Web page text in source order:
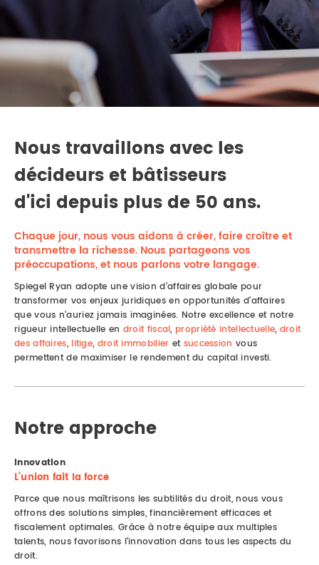
PROPRIÉTÉ INTELLECTUELLE
DROIT DE LA FAMILLE
CONTACTEZ-NOUS
Nous travaillons avec les
décideurs et bâtisseurs
d'ici depuis plus de 50 ans.
Chaque jour, nous vous aidons à créer, faire croître et
transmettre la richesse. Nous partageons vos
préoccupations, et nous parlons votre langage.
Spiegel Ryan adopte une vision d’affaires globale pour
transformer vos enjeux juridiques en opportunités d’affaires
que vous n’auriez jamais imaginées. Notre excellence et notre
rigueur intellectuelle en droit fiscal, propriété intellectuelle, droit
des affaires, litige, droit immobilier et succession vous
permettent de maximiser le rendement du capital investi.
Notre approche
Innovation
L’union fait la force
Parce que nous maîtrisons les subtilités du droit, nous vous
offrons des solutions simples, financièrement efficaces et
fiscalement optimales. Grâce à notre équipe aux multiples
talents, nous favorisons l’innovation dans tous les aspects du
droit.